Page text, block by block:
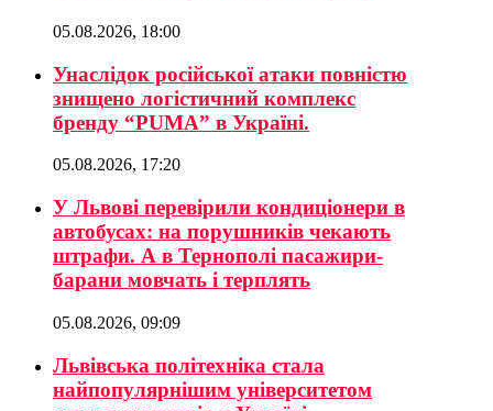
05.08.2026, 18:00
Унаслідок російської атаки повністю
знищено логістичний комплекс
бренду “PUMA” в Україні.
05.08.2026, 17:20
У Львові перевірили кондиціонери в
автобусах: на порушників чекають
штрафи. А в Тернополі пасажири-
барани мовчать і терплять
05.08.2026, 09:09
Львівська політехніка стала
найпопулярнішим університетом